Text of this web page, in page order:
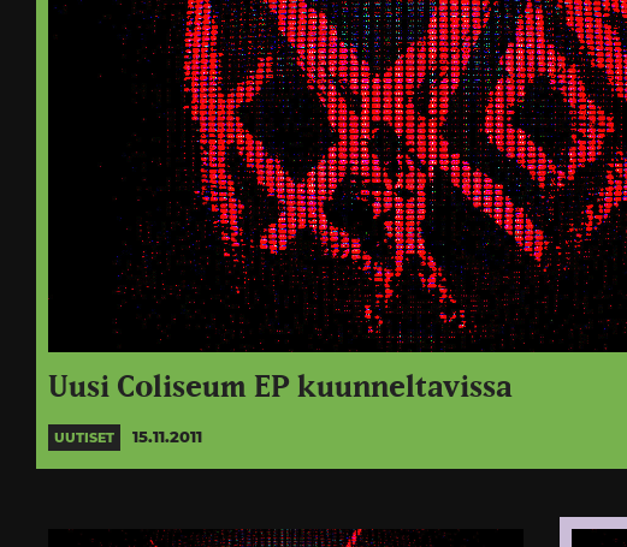
Uusi Coliseum EP kuunneltavissa
UUTISET 15.11.2011